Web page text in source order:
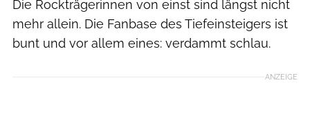
Die Rockträgerinnen von einst sind längst nicht
mehr allein. Die Fanbase des Tiefeinsteigers ist
bunt und vor allem eines: verdammt schlau.
ANZEIGE